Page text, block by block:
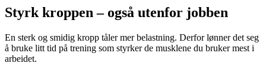
Styrk kroppen – også utenfor jobben
En sterk og smidig kropp tåler mer belastning. Derfor lønner det seg
å bruke litt tid på trening som styrker de musklene du bruker mest i
arbeidet.